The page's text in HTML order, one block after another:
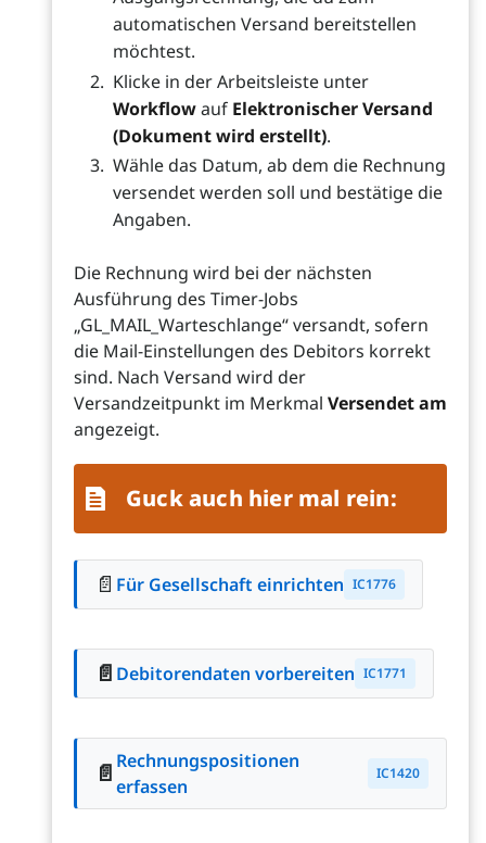
automatischen Versand bereitstellen
möchtest.
Klicke in der Arbeitsleiste unter
Workflowauf Elektronischer Versand
(Dokument wird erstellt).
Wähle das Datum, ab dem die Rechnung
versendet werden soll und bestätige die
Angaben.
Die Rechnung wird bei der nächsten
Ausführung des Timer-Jobs
„GL_MAIL_Warteschlange“ versandt, sofern
die Mail-Einstellungen des Debitors korrekt
sind. Nach Versand wird der
Versandzeitpunkt im Merkmal Versendet am
angezeigt.
Guck auch hier mal rein:
📄 Für Gesellschaft einrichten IC1776
📄 Debitorendaten vorbereiten IC1771
📄 Rechnungspositionen
erfassen
IC1420